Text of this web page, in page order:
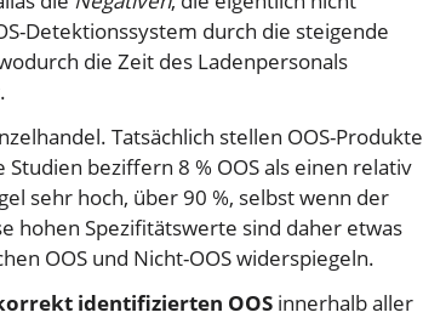
Detektionssystem durch die steigende
die Zeit des Ladenpersonals
Tatsächlich stellen OOS-Produkte
beziffern 8 % OOS als einen relativ
sehr hoch, über 90 %, selbst wenn der
hohen Spezifitätswerte sind daher etwas
OOS und Nicht-OOS widerspiegeln.
identifizierten OOS innerhalb aller